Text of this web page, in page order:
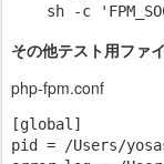
その他テスト用ファ
php-fpm.conf
[global]
pid = /Users/